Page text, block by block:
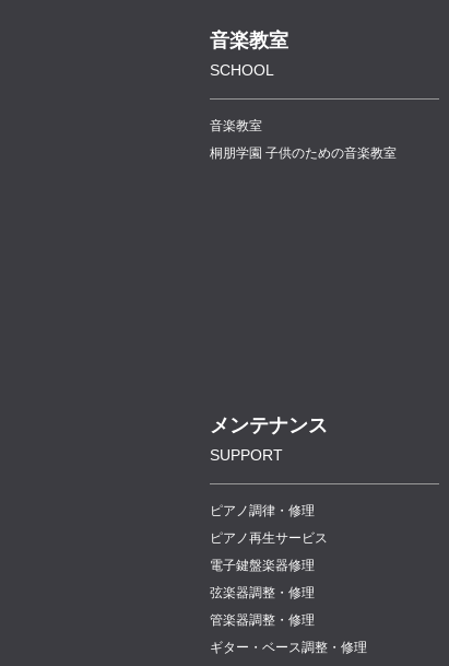
音楽教室
SCHOOL
音楽教室
桐朋学園 子供のための音楽教室
メンテナンス
SUPPORT
ピアノ調律・修理
ピアノ再生サービス
電子鍵盤楽器修理
弦楽器調整・修理
管楽器調整・修理
ギター・ベース調整・修理